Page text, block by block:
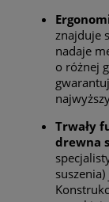
znajduje
nadaje
o różnej
Trwały
drewna